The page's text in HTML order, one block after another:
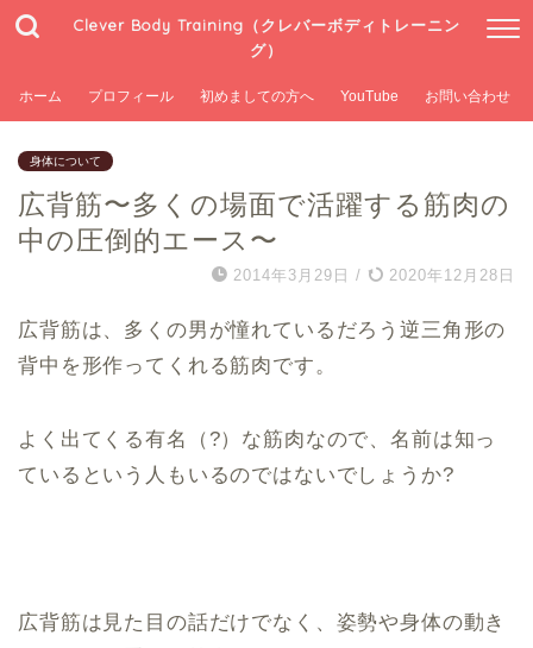
Clever Body Training（クレバーボディトレーニン
グ）
ホーム プロフィール 初めましての方へ YouTube お問い合わせ
身体について
広背筋〜多くの場面で活躍する筋肉の
中の圧倒的エース〜
2014年3月29日 / 2020年12月28日
広背筋は、多くの男が憧れているだろう逆三角形の
背中を形作ってくれる筋肉です。
よく出てくる有名（?）な筋肉なので、名前は知っ
ているという人もいるのではないでしょうか?
広背筋は見た目の話だけでなく、姿勢や身体の動き